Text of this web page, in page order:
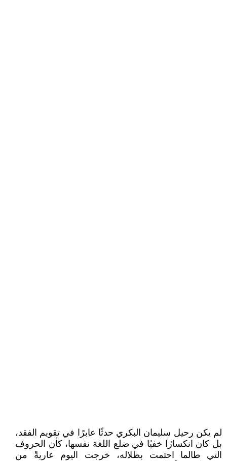
لم يكن رحيل سليمان البكري حدثًا عابرًا في تقويم الفقد،
بل كان انكسارًا خفيًا في ضلع اللغة نفسها، كأن الحروف
التي طالما احتمت بظلاله، خرجت اليوم عاريةً من